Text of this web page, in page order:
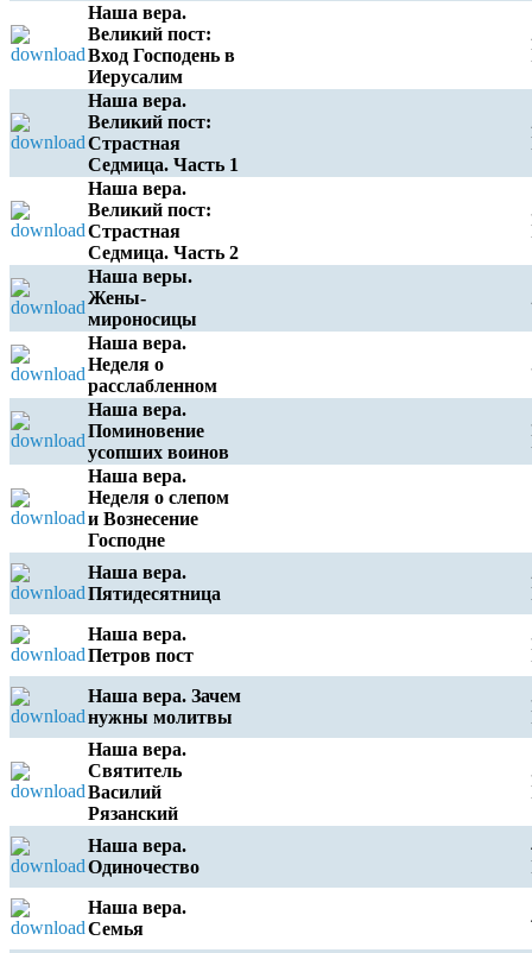
Наша вера.
Великий пост:
Вход Господень в
Иерусалим
Наша вера.
Великий пост:
Страстная
Седмица. Часть 1
Наша вера.
Великий пост:
Страстная
Седмица. Часть 2
Наша веры.
Жены-
мироносицы
Наша вера.
Неделя о
расслабленном
Наша вера.
Поминовение
усопших воинов
Наша вера.
Неделя о слепом
и Вознесение
Господне
Наша вера.
Пятидесятница
Наша вера.
Петров пост
Наша вера. Зачем
нужны молитвы
Наша вера.
Святитель
Василий
Рязанский
Наша вера.
Одиночество
Наша вера.
Семья